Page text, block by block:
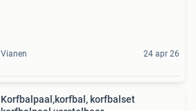
Vianen 24 apr 26
Korfbalpaal,korfbal, korfbalset